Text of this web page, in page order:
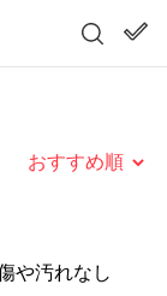
替え
や汚れなし